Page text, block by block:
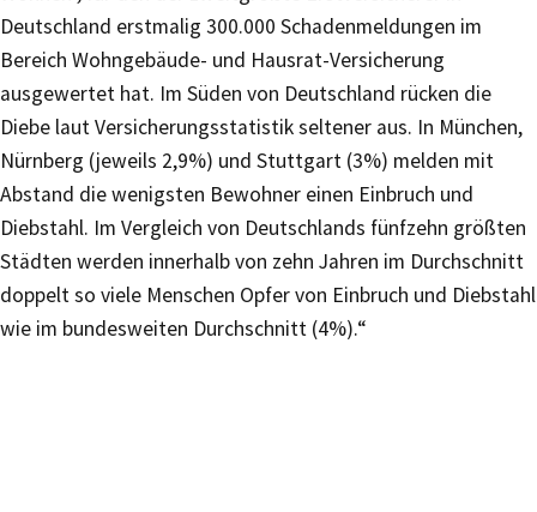
Deutschland erstmalig 300.000 Schadenmeldungen im
Bereich Wohngebäude- und Hausrat-Versicherung
ausgewertet hat. Im Süden von Deutschland rücken die
Diebe laut Versicherungsstatistik seltener aus. In München,
Nürnberg (jeweils 2,9%) und Stuttgart (3%) melden mit
Abstand die wenigsten Bewohner einen Einbruch und
Diebstahl. Im Vergleich von Deutschlands fünfzehn größten
Städten werden innerhalb von zehn Jahren im Durchschnitt
doppelt so viele Menschen Opfer von Einbruch und Diebstahl
wie im bundesweiten Durchschnitt (4%).“